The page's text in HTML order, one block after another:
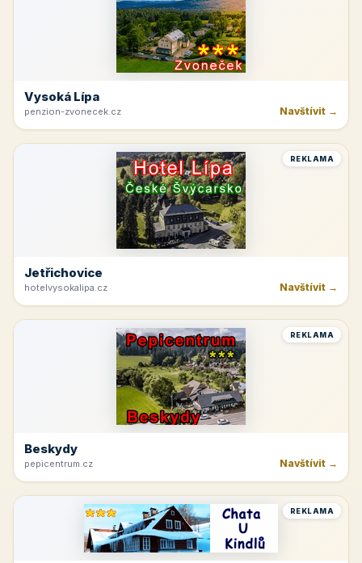
Vysoká Lípa
penzion-zvonecek.cz Navštívit →
REKLAMA
Jetřichovice
hotelvysokalipa.cz Navštívit →
REKLAMA
Beskydy
pepicentrum.cz Navštívit →
REKLAMA